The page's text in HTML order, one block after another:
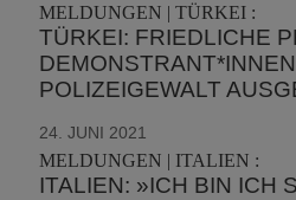
MELDUNGEN | TÜRKEI :
TÜRKEI: FRIEDLICHE
POLIZEIGEWALT
24. JUNI 2021
MELDUNGEN | ITALIEN :
ITALIEN: »ICH BIN ICH